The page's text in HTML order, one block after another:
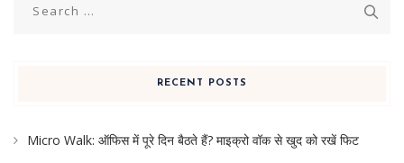
RECENT POSTS
Micro Walk: ऑफिस में पूरे दिन बैठते हैं? माइक्रो वॉक से खुद को रखें फिट